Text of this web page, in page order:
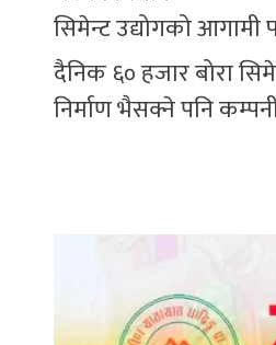
सिमेन्ट उद्योगको
दैनिक ६० हजार बोरा
निर्माण भैसक्ने पनि